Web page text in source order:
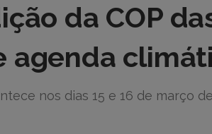
da COP
agenda
nos dias 15 e 16 de março